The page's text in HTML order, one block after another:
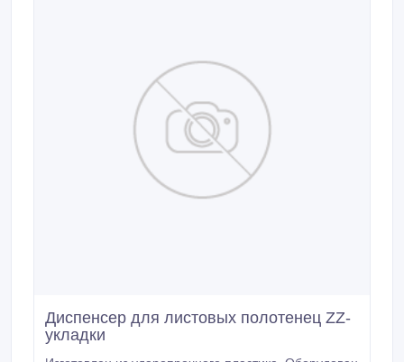
Диспенсер для листовых полотенец ZZ-
укладки